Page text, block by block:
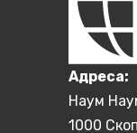
Aдреса:
Наум
1000